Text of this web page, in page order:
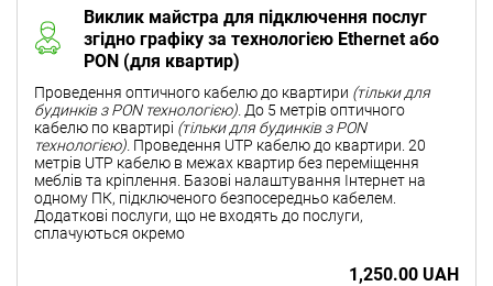
Виклик майстра для підключення послуг
згідно графіку за технологією Ethernet або
PON (для квартир)
Проведення оптичного кабелю до квартири (тільки для
будинків з PON технологією). До 5 метрів оптичного
кабелю по квартирі (тільки для будинків з PON
технологією). Проведення UTP кабелю до квартири. 20
метрів UTP кабелю в межах квартир без переміщення
меблів та кріплення. Базові налаштування Інтернет на
одному ПК, підключеного безпосередньо кабелем.
Додаткові послуги, що не входять до послуги,
сплачуються окремо
1,250.00 UAH